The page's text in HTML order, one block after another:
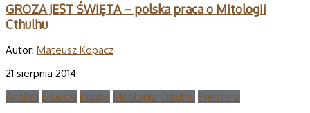
GROZA JEST ŚWIĘTA – polska praca o Mitologii
Cthulhu
Autor: Mateusz Kopacz
21 sierpnia 2014
Analiza E-booki Książki Mitologia Cthulhu Premiera